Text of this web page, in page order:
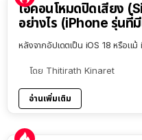
ไอคอนโหมดปิดเสียง
อย่างไร (iPhone รุ่นที่
หลังจากอัปเดตเป็น iOS 18 หรือแ
โดย Thitirath Kinaret
อ่านเพิ่มเติม